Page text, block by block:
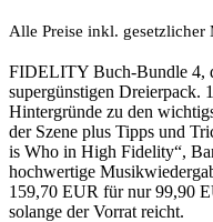
Alle Preise inkl. gesetzlicher
FIDELITY Buch-Bundle 4,
supergünstigen Dreierpack.
Hintergründe zu den
der Szene plus Tipps und
is Who in High Fidelity“,
hochwertige
159,70 EUR für nur 99,90
solange der Vorrat reicht.